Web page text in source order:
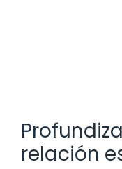
relación